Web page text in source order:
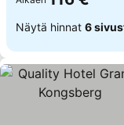
Näytä hinnat 6